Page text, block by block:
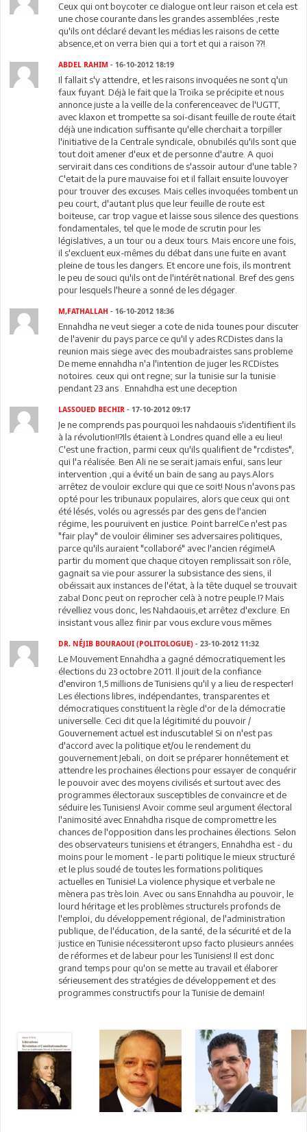
Ceux qui ont boycoter ce dialogue ont leur raison et cela est
une chose courante dans les grandes assemblées ,reste
qu'ils ont déclaré devant les médias les raisons de cette
absence,et on verra bien qui a tort et qui a raison ??!
ABDEL RAHIM - 16-10-2012 18:19
Il fallait s'y attendre, et les raisons invoquées ne sont q'un
faux fuyant. Déjà le fait que la Troïka se précipite et nous
annonce juste a la veille de la conferenceavec de l'UGTT,
avec klaxon et trompette sa soi-disant feuille de route était
déjà une indication suffisante qu'elle cherchait a torpiller
l'initiative de la Centrale syndicale, obnubilés qu'ils sont que
tout doit amener d'eux et de personne d'autre. A quoi
servirait dans ces conditions de s'assoir autour d'une table ?
C'etait de la pure mauvaise foi et il fallait ensuite louvoyer
pour trouver des excuses. Mais celles invoquées tombent un
peu court, d'autant plus que leur feuille de route est
boiteuse, car trop vague et laisse sous silence des questions
fondamentales, tel que le mode de scrutin pour les
législatives, a un tour ou a deux tours. Mais encore une fois,
il s'excluent eux-mêmes du débat dans une fuite en avant
pleine de tous les dangers. Et encore une fois, ils montrent
le peu de souci qu'ils ont de l'intérêt national. Bref des gens
pour lesquels l'heure a sonné de les dégager.
M,FATHALLAH - 16-10-2012 18:36
Ennahdha ne veut sieger a cote de nida tounes pour discuter
de l'avenir du pays parce ce qu'il y ades RCDistes dans la
reunion mais siege avec des moubadraistes sans probleme
De meme ennahdha n'a l'intention de juger les RCDistes
notoires. ceux qui ont regne; sur la tunisie sur la tunisie
pendant 23 ans . Ennahdha est une deception
LASSOUED BECHIR - 17-10-2012 09:17
Je ne comprends pas pourquoi les nahdaouis s'identifient ils
à la révolution!!?Ils étaient à Londres quand elle a eu lieu!
C'est une fraction, parmi ceux qu'ils qualifient de "rcdistes",
qui l'a réalisée. Ben Ali ne se serait jamais enfui, sans leur
intervention ,qui a évité un bain de sang au pays.Alors
arrêtez de vouloir exclure qui que ce soit! Nous n'avons pas
opté pour les tribunaux populaires, alors que ceux qui ont
été lésés, volés ou agressés par des gens de l'ancien
régime, les pouruivent en justice. Point barre!Ce n'est pas
"fair play" de vouloir éliminer ses adversaires politiques,
parce qu'ils auraient "collaboré" avec l'ancien régime!A
partir du moment que chaque citoyen remplissait son rôle,
gagnait sa vie pour assurer la subsistance des siens, il
obéissait aux instances de l'état, à la tête duquel se trouvait
zaba! Donc peut on reprocher celà à notre peuple.!? Mais
révelliez vous donc, les Nahdaouis,et arrêtez d'exclure. En
insistant vous allez finir par vous exclure vous mêmes
DR. NÉJIB BOURAOUI (POLITOLOGUE) - 23-10-2012 11:32
Le Mouvement Ennahdha a gagné démocratiquement les
élections du 23 octobre 2011. Il jouit de la confiance
d'environ 1,5 millions de Tunisiens qu'il y a lieu de respecter!
Les élections libres, indépendantes, transparentes et
démocratiques constituent la règle d'or de la démocratie
universelle. Ceci dit que la légitimité du pouvoir /
Gouvernement actuel est induscutable! Si on n'est pas
d'accord avec la politique et/ou le rendement du
gouvernement Jebali, on doit se préparer honnêtement et
attendre les prochaines élections pour essayer de conquérir
le pouvoir avec des moyens civilisés et surtout avec des
programmes électoraux susceptibles de convaincre et de
séduire les Tunisiens! Avoir comme seul argument électoral
l'animosité avec Ennahdha risque de compromettre les
chances de l'opposition dans les prochaines élections. Selon
des observateurs tunisiens et étrangers, Ennahdha est - du
moins pour le moment - le parti politique le mieux structuré
et le plus soudé de toutes les formations politiques
actuelles en Tunisie! La violence physique et verbale ne
mènera pas très loin. Avec ou sans Ennahdha au pouvoir, le
lourd héritage et les problèmes structurels profonds de
l'emploi, du développement régional, de l'administration
publique, de l'éducation, de la santé, de la sécurité et de la
justice en Tunisie nécessiteront upso facto plusieurs années
de réformes et de labeur pour les Tunisiens! Il est donc
grand temps pour qu'on se mette au travail et élaborer
sérieusement des stratégies de développement et des
programmes constructifs pour la Tunisie de demain!